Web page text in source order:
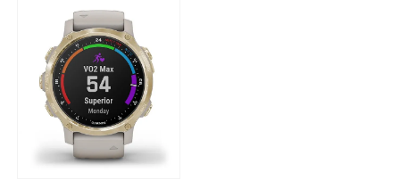
Compra ahora y paga a meses